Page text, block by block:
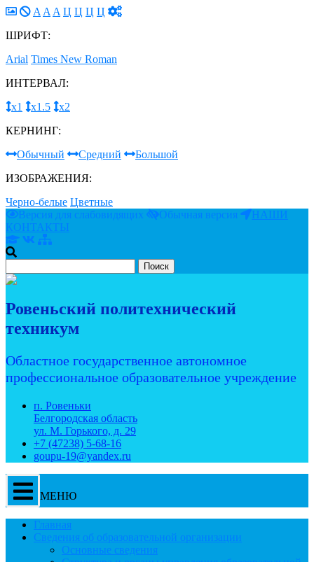
A A A Ц Ц Ц Ц
ШРИФТ:
Arial Times New Roman
ИНТЕРВАЛ:
х1
х1.5
х2
КЕРНИНГ:
Обычный
Средний
Большой
ИЗОБРАЖЕНИЯ:
Черно-белые Цветные
Версия для слабовидящих
Обычная версия
НАШИ
КОНТАКТЫ
Ровеньский политехнический
техникум
Областное государственное автономное
профессиональное образовательное учреждение
п. Ровеньки
Белгородская область
ул. М. Горького, д. 29
+7 (47238) 5-68-16
goupu-19@yandex.ru
МЕНЮ
Главная
Сведения об образовательной организации
Основные сведения